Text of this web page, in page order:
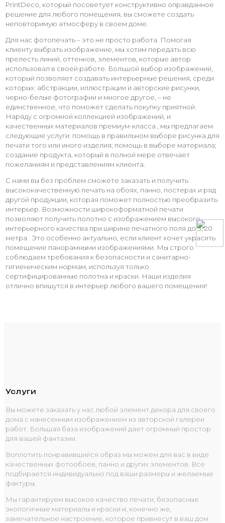
PrintDeco, который посоветует конструктивно оправданное
решение для любого помещения, вы сможете создать
неповторимую атмосферу в своем доме.
Для нас фотопечать – это не просто работа. Помогая
клиенту выбрать изображение, мы хотим передать всю
прелесть линий, оттенков, элементов, которые автор
использовал в своей работе. Большой выбор изображений,
который позволяет создавать интерьерные решения, среди
которых: абстракции, иллюстрации и авторские рисунки,
черно-белые фотографии и многое другое, – не
единственное, что поможет сделать покупку приятной.
Наряду с огромной коллекцией изображений, и
качественных материалов премиум-класса , мы предлагаем
следующие услуги: помощь в правильном выборе рисунка для
печати того или иного изделия; помощь в выборе материала;
создание продукта, который в полной мере отвечает
пожеланиям и представлениям клиента.
С нами вы без проблем сможете заказать и получить
высококачественную печать на обоях, панно, постерах и ряд
другой продукции, которая поможет полностью преобразить
интерьер. Возможности широкоформатной печати
позволяют получить полотно с изображением высокого
интерьерного качества при ширине печатного поля до 3, 20
метра . Это особенно актуально, если клиент хочет украсить
помещение панорамными изображениями. Мы строго
соблюдаем требования к безопасности и санитарно-
гигиеническим нормам, используя только
сертифицированные полотна и краски. Наши изделия
отлично впишутся в интерьер любого вашего помещения!
Услуги
Вы можете заказать у нас любой элемент декора для своего
дома с нанесенным изображением из авторской галереи
работ. Большая база изображений дает огромный простор
для вашей фантазии.
Воплотить понравившийся образ мы можем для вас в виде
качественных фотообоев, панно и других элементов. Все
подбирается индивидуально под ваши размеры и желаемые
фактуры.
Мы гарантируем высокое качество печати, безопасные
экологичные материалы и краски и, конечно же,
замечательное настроение, которое привнесут в ваш дом